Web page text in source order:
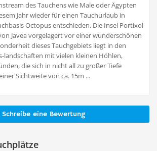
des Tauchens wie Male oder Ägypten
Jahr wieder für einen Tauchurlaub in
Octopus entschieden. Die Insel Portixol
Javea vorgelagert vor einer wunderschönen
dieses Tauchgebiets liegt in den
landschaften mit vielen kleinen Höhlen,
die sich in nicht all zu großer Tiefe
Sichtweite von ca. 15m ...
Schreibe eine Bewertung